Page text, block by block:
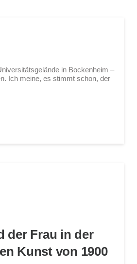
in Bockenheim –
Ich meine, es stimmt schon, der
der Frau in der
Kunst von 1900